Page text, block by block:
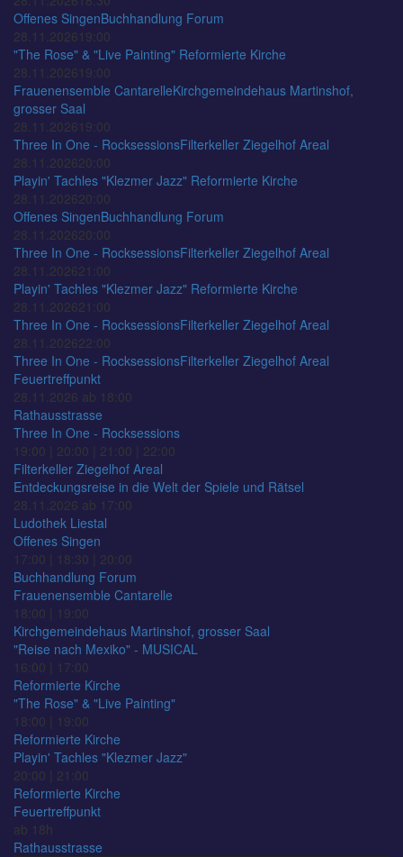
Offenes SingenBuchhandlung Forum
28.11.2026 19:00
"The Rose" & "Live Painting" Reformierte Kirche
28.11.2026 19:00
Frauenensemble CantarelleKirchgemeindehaus Martinshof,
grosser Saal
28.11.2026 19:00
Three In One - RocksessionsFilterkeller Ziegelhof Areal
28.11.202620:00
Playin' Tachles "Klezmer Jazz" Reformierte Kirche
28.11.202620:00
Offenes SingenBuchhandlung Forum
28.11.202620:00
Three In One - RocksessionsFilterkeller Ziegelhof Areal
28.11.202621:00
Playin' Tachles "Klezmer Jazz" Reformierte Kirche
28.11.202621:00
Three In One - RocksessionsFilterkeller Ziegelhof Areal
28.11.202622:00
Three In One - RocksessionsFilterkeller Ziegelhof Areal
Feuertreffpunkt
28.11.2026 ab 18:00
Rathausstrasse
Three In One - Rocksessions
19:00 | 20:00 | 21:00 | 22:00
Filterkeller Ziegelhof Areal
Entdeckungsreise in die Welt der Spiele und Rätsel
28.11.2026 ab 17:00
Ludothek Liestal
Offenes Singen
17:00 | 18:30 | 20:00
Buchhandlung Forum
Frauenensemble Cantarelle
18:00 | 19:00
Kirchgemeindehaus Martinshof, grosser Saal
"Reise nach Mexiko" - MUSICAL
16:00 | 17:00
Reformierte Kirche
"The Rose" & "Live Painting"
18:00 | 19:00
Reformierte Kirche
Playin' Tachles "Klezmer Jazz"
20:00 | 21:00
Reformierte Kirche
Feuertreffpunkt
ab 18h
Rathausstrasse